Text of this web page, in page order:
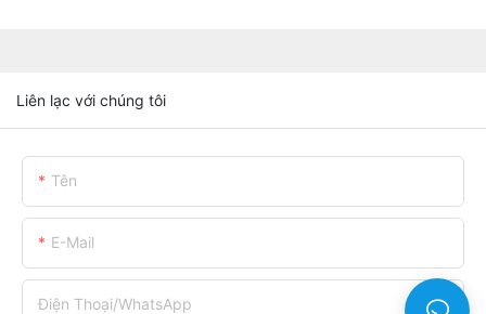
Liên lạc với chúng tôi
Tên
E-Mail
Điện Thoại/WhatsApp